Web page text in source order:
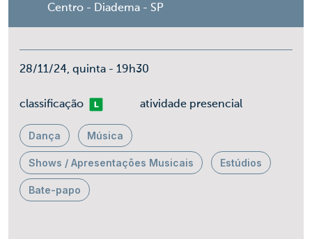
Centro - Diadema - SP
28/11/24, quinta - 19h30
classificaçãoLivre atividade presencial
Dança Música
Shows / Apresentações Musicais Estúdios
Bate-papo